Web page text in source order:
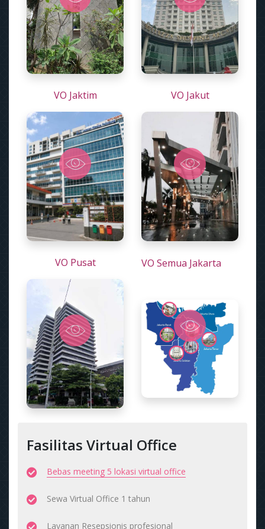
VO Jaktim VO Jakut
VO Pusat VO Semua Jakarta
Fasilitas Virtual Office
Bebas meeting 5 lokasi virtual office
Sewa Virtual Office 1 tahun
Layanan Resepsionis profesional